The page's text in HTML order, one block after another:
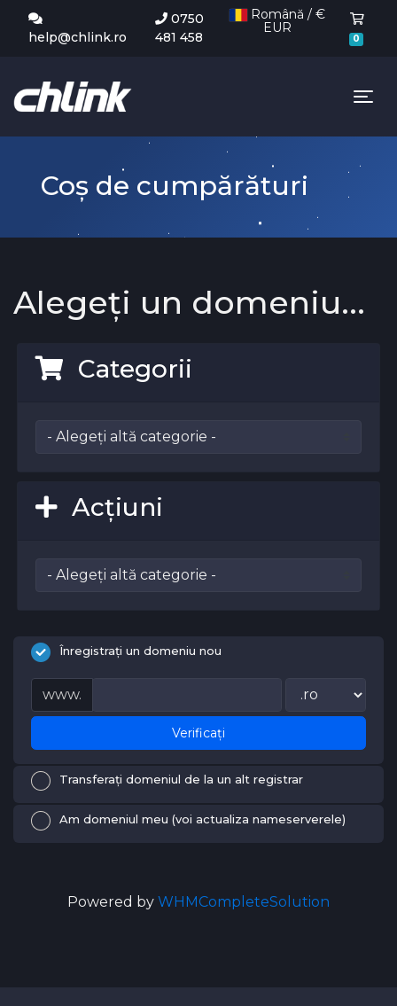
help@chlink.ro
0750
481 458
EUR
0 Coș
Coș de cumpărături
Alegeți un domeniu...
Categorii
Acțiuni
Înregistrați un domeniu nou
www.
Verificați
Transferați domeniul de la un alt registrar
Am domeniul meu (voi actualiza nameserverele)
Powered by WHMCompleteSolution